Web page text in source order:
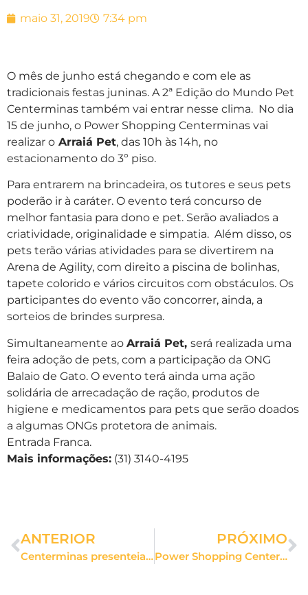
maio 31, 2019 7:34 pm
O mês de junho está chegando e com ele as
tradicionais festas juninas. A 2ª Edição do Mundo Pet
Centerminas também vai entrar nesse clima. No dia
15 de junho, o Power Shopping Centerminas vai
realizar o Arraiá Pet, das 10h às 14h, no
estacionamento do 3º piso.
Para entrarem na brincadeira, os tutores e seus pets
poderão ir à caráter. O evento terá concurso de
melhor fantasia para dono e pet. Serão avaliados a
criatividade, originalidade e simpatia. Além disso, os
pets terão várias atividades para se divertirem na
Arena de Agility, com direito a piscina de bolinhas,
tapete colorido e vários circuitos com obstáculos. Os
participantes do evento vão concorrer, ainda, a
sorteios de brindes surpresa.
Simultaneamente ao Arraiá Pet, será realizada uma
feira adoção de pets, com a participação da ONG
Balaio de Gato. O evento terá ainda uma ação
solidária de arrecadação de ração, produtos de
higiene e medicamentos para pets que serão doados
a algumas ONGs protetora de animais.
Entrada Franca.
Mais informações: (31) 3140-4195
ANTERIOR
Centerminas presenteia casal com jantar em comemoração ao Dia dos Namorados
PRÓXIMO
Power Shopping Centerminas realiza campeonato de futebol virtual